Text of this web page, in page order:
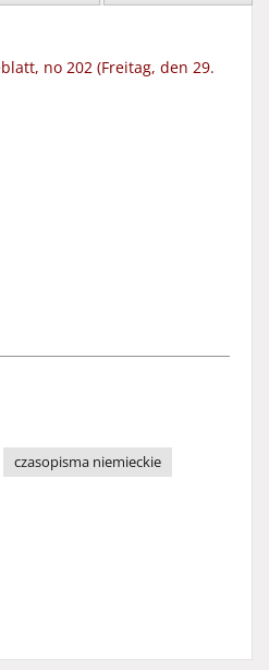
no 202 (Freitag, den 29.
czasopisma niemieckie